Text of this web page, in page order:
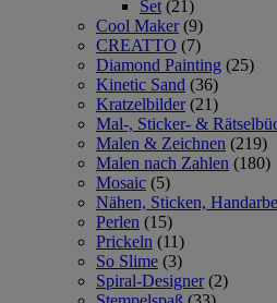
Set (21)
Cool Maker (9)
CREATTO (7)
Diamond Painting (25)
Kinetic Sand (36)
Kratzelbilder (21)
Mal-, Sticker- &
Malen & Zeichnen (219)
Malen nach Zahlen (180)
Mosaic (5)
Nähen, Sticken,
Perlen (15)
Prickeln (11)
So Slime (3)
Spiral-Designer (2)